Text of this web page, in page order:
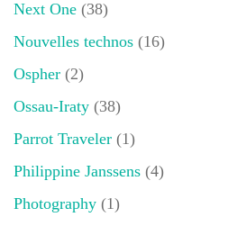
Next One (38)
Nouvelles technos (16)
Ospher (2)
Ossau-Iraty (38)
Parrot Traveler (1)
Philippine Janssens (4)
Photography (1)